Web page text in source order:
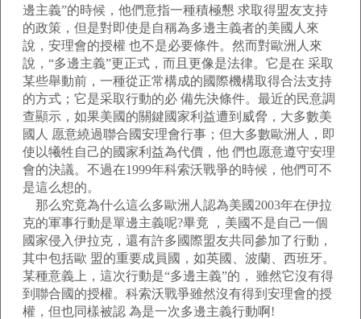
邊主義”的時候，他們意指一種積極懇 求取得盟友支持
的政策，但是對即使是自稱為多邊主義者的美國人來
說，安理會的授權 也不是必要條件。然而對歐洲人來
說，“多邊主義”更正式，而且更像是法律。它是在 采取
某些舉動前，一種從正常構成的國際機構取得合法支持
的方式；它是采取行動的必 備先決條件。最近的民意調
查顯示，如果美國的關鍵國家利益遭到威脅，大多數美
國人 愿意繞過聯合國安理會行事；但大多數歐洲人，即
使以犧牲自己的國家利益為代價，他 們也愿意遵守安理
會的決議。不過在1999年科索沃戰爭的時候，他們可不
是這么想的。
那么究竟為什么這么多歐洲人認為美國2003年在伊拉
克的軍事行動是單邊主義呢?畢竟 ，美國不是自己一個
國家侵入伊拉克，還有許多國際盟友共同參加了行動，
其中包括歐 盟的重要成員國，如英國、波蘭、西班牙。
某種意義上，這次行動是“多邊主義”的， 雖然它沒有得
到聯合國的授權。科索沃戰爭雖然沒有得到安理會的授
權，但也同樣被認 為是一次多邊主義行動啊!